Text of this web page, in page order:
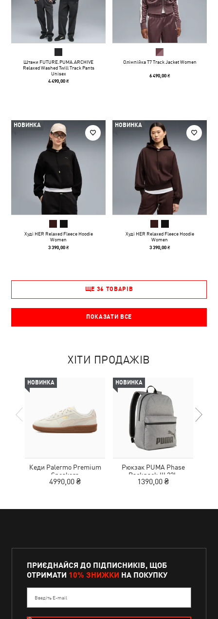
Штани FUTURE.PUMA.ARCHIVE
Relaxed Washed Twill Track Pants
Unisex
4 490,00 ₴
Олімпійка T7 Track Jacket Women
6 490,00 ₴
НОВИНКА
Худі HER Relaxed Fleece Hoodie
Women
3 390,00 ₴
НОВИНКА
Худі HER Relaxed Fleece Hoodie
Women
3 390,00 ₴
ЩЕ 36 ТОВАРІВ
ПОКАЗАТИ ВСЕ
ХІТИ ПРОДАЖІВ
НОВИНКА
Кеди Palermo Premium
Sneakers
4990,00 ₴
НОВИНКА
Рюкзак PUMA Phase
Backpack III 22L
1390,00 ₴
ПРИЄДНАЙСЯ ДО ПІДПИСНИКІВ, ЩОБ
ОТРИМАТИ 10% ЗНИЖКИ НА ПОКУПКУ
Введіть E-mail